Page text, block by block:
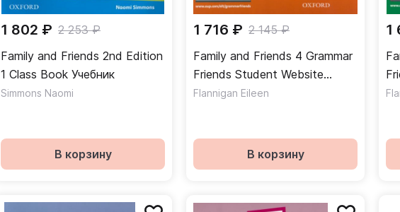
1 802 ₽ 2 253 ₽
Family and Friends 2nd Edition
1 Class Book Учебник
Simmons Naomi
В корзину
1 716 ₽ 2 145 ₽
Family and Friends 4 Grammar
Friends Student Website
Грамматика
Flannigan Eileen
В корзину
1